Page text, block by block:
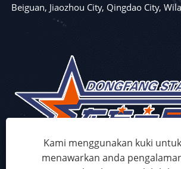
Beiguan, Jiaozhou City, Qingdao City,
Kami menggunakan kuki untuk
menawarkan anda